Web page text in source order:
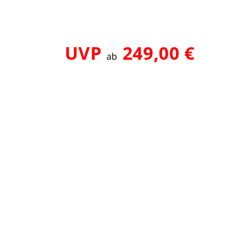
UVP ab 249,00 €